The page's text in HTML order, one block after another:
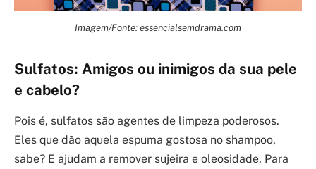
Imagem/Fonte: essencialsemdrama.com
Sulfatos: Amigos ou inimigos da sua pele
e cabelo?
Pois é, sulfatos são agentes de limpeza poderosos.
Eles que dão aquela espuma gostosa no shampoo,
sabe? E ajudam a remover sujeira e oleosidade. Para